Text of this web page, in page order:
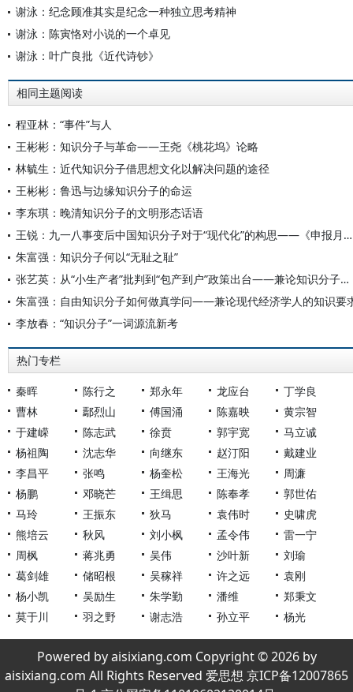
谢泳：纪念顾准其实是纪念一种独立思考精神
谢泳：陈寅恪对小说的一个卓见
谢泳：叶广良批《近代诗钞》
相同主题阅读
程亚林：“事件”与人
王彬彬：知识分子与革命——王尧《桃花坞》论略
林毓生：近代知识分子借思想文化以解决问题的途径
王彬彬：鲁迅与边缘知识分子的命运
李东琪：晚清知识分子的文明形态话语
王锐：九一八事变后中国知识分子对于“现代化”的构思——《申报月刊》的相关讨论及其回响
朱富强：知识分子何以“无耻之耻”
张艺英：从“小生产者”批判到“包产到户”政策出台——兼论知识分子的历史观念对政策制定的影响
朱富强：自由知识分子如何做真学问——兼论现代经济学人的知识要
李放春：“知识分子”一词源流新考
热门专栏
秦晖 陈行之 郑永年 龙应台
丁学良
曹林
鄢烈山 傅国涌 陈嘉映
黄宗智
于建嵘
陈志武 徐贲 郭宇宽
马立诚
杨祖陶
沈志华 向继东 赵汀阳
戴建业
李昌平
张鸣 杨奎松 王海光
周濂
杨鹏
邓晓芒 王缉思 陈奉孝
郭世佑
马玲
王振东 狄马 袁伟时
史啸虎
熊培云
秋风 刘小枫 孟令伟
雷一宁
周枫
蒋兆勇 吴伟 沙叶新
刘瑜
葛剑雄
储昭根 吴稼祥 许之远
袁刚
杨小凯
吴励生 朱学勤 潘维
郑秉文
莫于川
羽之野 谢志浩 孙立平 杨光
Powered by aisixiang.com Copyright © 2026 by
aisixiang.com All Rights Reserved 爱思想 京ICP备12007865